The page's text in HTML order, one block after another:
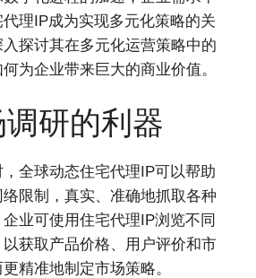
理IP成为实现多元化策略的关
探讨其在多元化运营策略中的
为企业带来巨大的商业价值。
研的利器
全球动态住宅代理IP可以帮助
限制，真实、准确地抓取各种
业可使用住宅代理IP浏览不同
获取产品价格、用户评价和市
精准地制定市场策略。